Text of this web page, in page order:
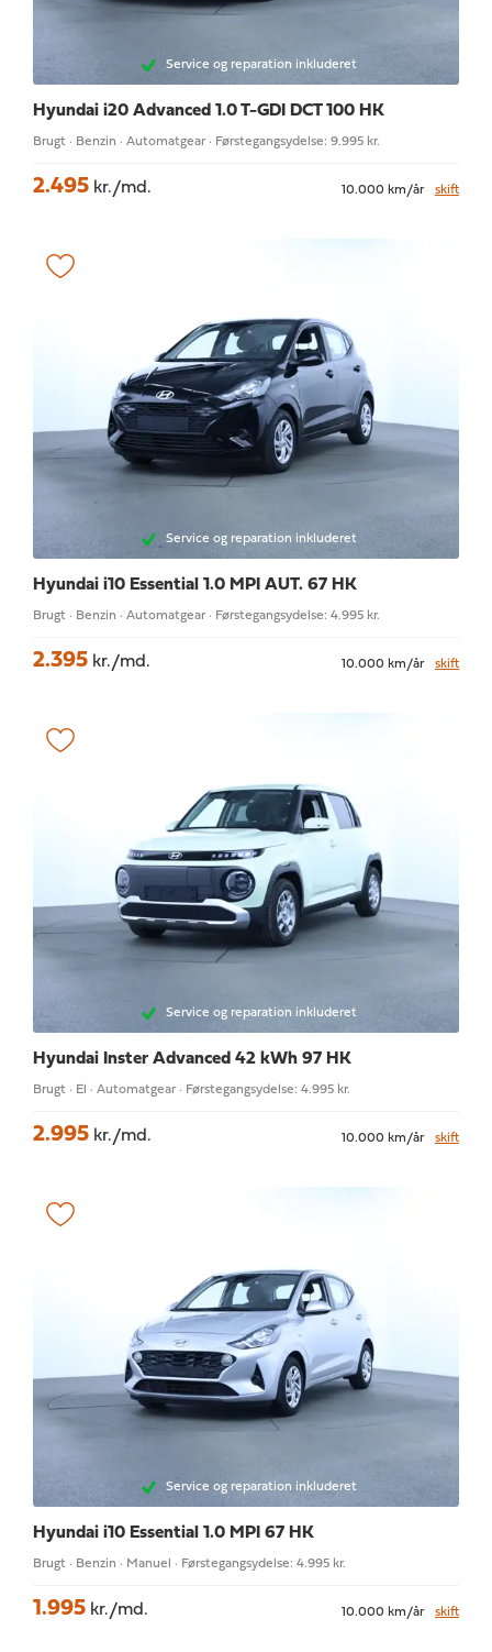
Service og reparation inkluderet
Hyundai i20 Advanced 1.0 T-GDI DCT 100 HK
Brugt · Benzin · Automatgear · Førstegangsydelse: 9.995 kr.
2.495 kr./md. 10.000 km/år skift
Service og reparation inkluderet
Hyundai i10 Essential 1.0 MPI AUT. 67 HK
Brugt · Benzin · Automatgear · Førstegangsydelse: 4.995 kr.
2.395 kr./md. 10.000 km/år skift
Service og reparation inkluderet
Hyundai Inster Advanced 42 kWh 97 HK
Brugt · El · Automatgear · Førstegangsydelse: 4.995 kr.
2.995 kr./md. 10.000 km/år skift
Service og reparation inkluderet
Hyundai i10 Essential 1.0 MPI 67 HK
Brugt · Benzin · Manuel · Førstegangsydelse: 4.995 kr.
1.995 kr./md. 10.000 km/år skift